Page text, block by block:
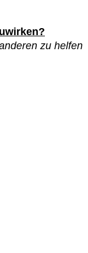
zu helfen